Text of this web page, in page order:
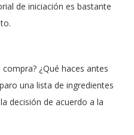
de iniciación es bastante
¿Qué haces antes
una lista de ingredientes
decisión de acuerdo a la